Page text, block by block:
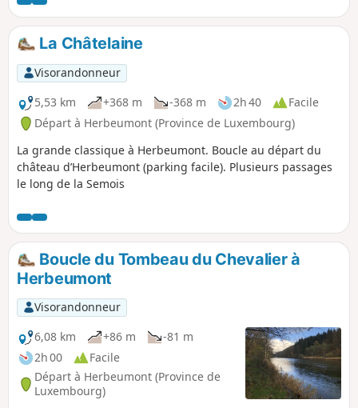
La Châtelaine
Visorandonneur
5,53 km
+368 m -368 m 2h 40
Facile
Départ à Herbeumont (Province de Luxembourg)
La grande classique à Herbeumont. Boucle au départ du
château d’Herbeumont (parking facile). Plusieurs passages
le long de la Semois
Boucle du Tombeau du Chevalier à
Herbeumont
Visorandonneur
6,08 km
+86 m
-81 m
2h 00
Facile
Départ à Herbeumont (Province de
Luxembourg)